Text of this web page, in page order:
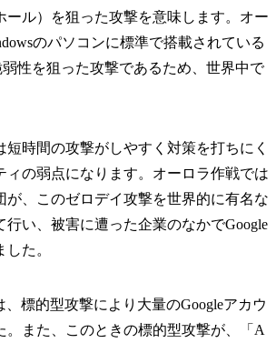
ール）を狙った攻撃を意味します。オー
のパソコンに標準で搭載されている
弱性を狙った攻撃であるため、世界中で
短時間の攻撃がしやすく対策を打ちにく
ィの弱点になります。オーロラ作戦では
が、このゼロデイ攻撃を世界的に有名な
行い、被害に遭った企業のなかでGoogle
た。
、標的型攻撃により大量のGoogleアカウ
。また、このときの標的型攻撃が、「A